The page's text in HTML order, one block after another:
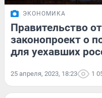
ЭКОНОМИКА
Правительство
законопроект о
для уехавших
25 апреля, 2023, 18:23 1